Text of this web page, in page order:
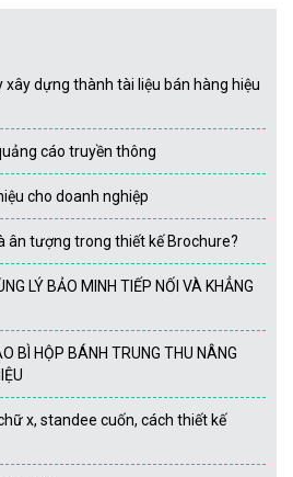
xây dựng thành tài liệu bán hàng hiệu
cáo truyền thông
cho doanh nghiệp
ân tượng trong thiết kế Brochure?
LÝ BẢO MINH TIẾP NỐI VÀ KHẲNG
BÌ HỘP BÁNH TRUNG THU NÂNG
x, standee cuốn, cách thiết kế